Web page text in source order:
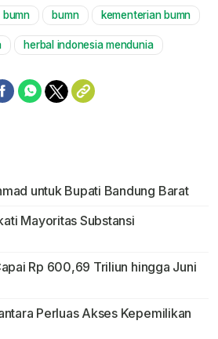
Mute
bumn bumn kementerian bumn
herbal indonesia mendunia
untuk Bupati Bandung Barat
Mayoritas Substansi
Rp 600,69 Triliun hingga Juni
Perluas Akses Kepemilikan